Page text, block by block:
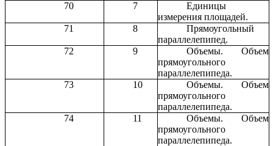
70
7
Единицы
измерения площадей.
71
8
Прямоугольный
параллелепипед.
72
9
Объемы. Объем
прямоугольного
параллелепипеда.
73
10
Объемы. Объем
прямоугольного
параллелепипеда.
74
11
Объемы. Объем
прямоугольного
параллелепипеда.